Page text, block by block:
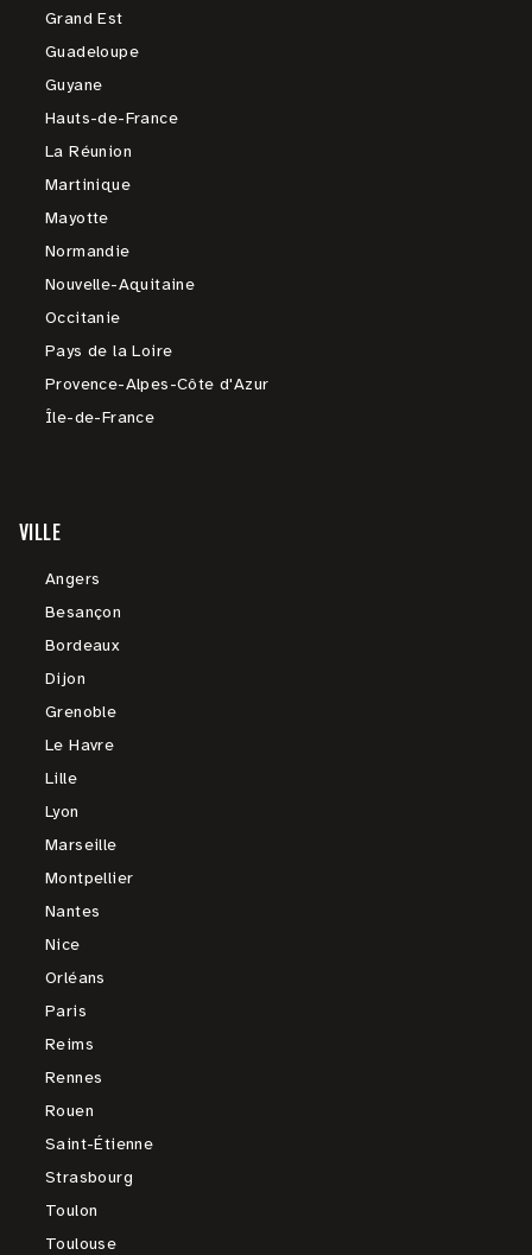
Grand Est
Guadeloupe
Guyane
Hauts-de-France
La Réunion
Martinique
Mayotte
Normandie
Nouvelle-Aquitaine
Occitanie
Pays de la Loire
Provence-Alpes-Côte d'Azur
Île-de-France
VILLE
Angers
Besançon
Bordeaux
Dijon
Grenoble
Le Havre
Lille
Lyon
Marseille
Montpellier
Nantes
Nice
Orléans
Paris
Reims
Rennes
Rouen
Saint-Étienne
Strasbourg
Toulon
Toulouse